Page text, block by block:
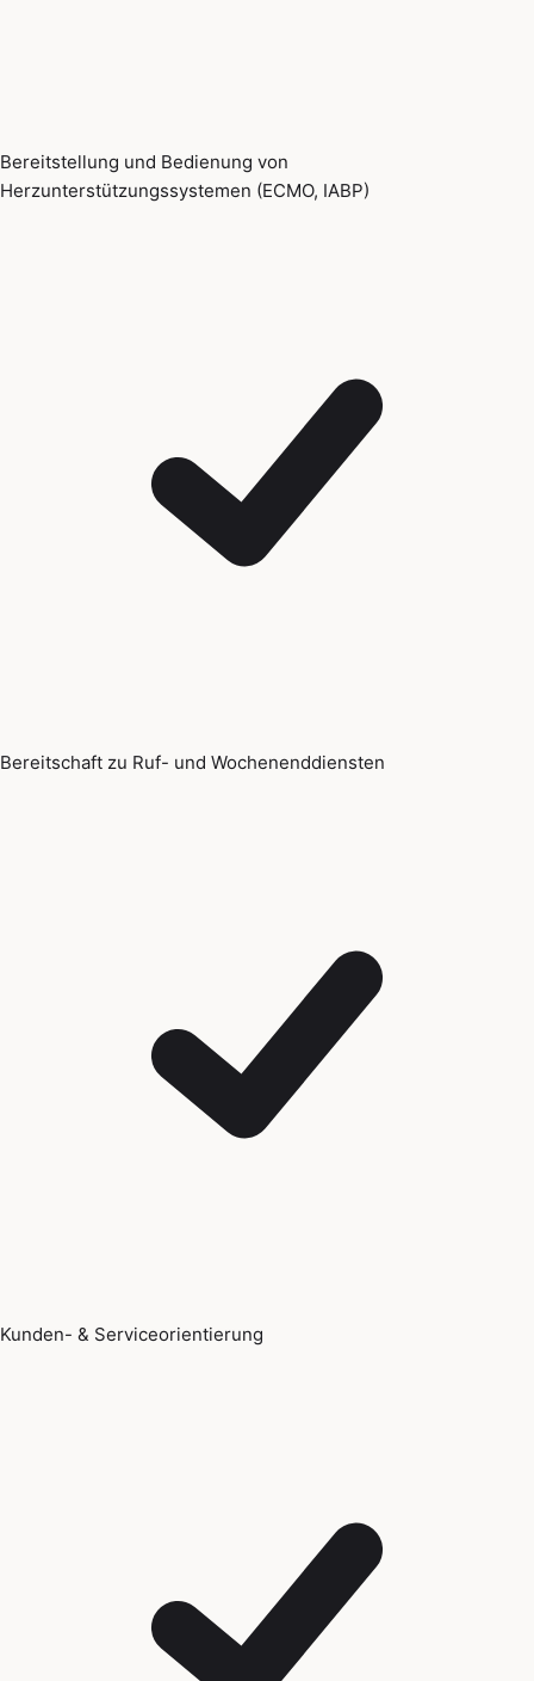
Bereitstellung und Bedienung von
Herzunterstützungssystemen (ECMO, IABP)
Bereitschaft zu Ruf- und Wochenenddiensten
Kunden- & Serviceorientierung